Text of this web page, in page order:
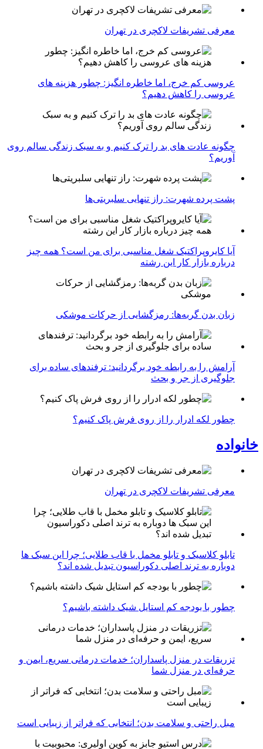
معرفی تشریفات لاکچری در تهران
عروسی کم خرج، اما خاطره انگیز: چطور هزینه های
عروسی را کاهش دهیم؟
چگونه عادت‌ های بد را ترک کنیم و به سبک زندگی سالم روی
آوریم؟
پشت پرده شهرت: راز تنهایی سلبریتی‌ها
آیا کایروپراکتیک شغل مناسبی برای من است؟ همه چیز
درباره بازار کار این رشته
زبان بدن گربه‌ها: رمزگشایی از حرکات موشکی
آرامش را به رابطه خود برگردانید: ترفندهای ساده برای
جلوگیری از جر و بحث
چطور لکه ادرار را از روی فرش پاک کنیم؟
خانواده
معرفی تشریفات لاکچری در تهران
تابلو کلاسیک و تابلو مخمل با قاب طلایی؛ چرا این سبک ها
دوباره به ترند اصلی دکوراسیون تبدیل شده اند؟
چطور با بودجه کم استایل شیک داشته باشیم؟
تزریقات در منزل پاسداران؛ خدمات درمانی سریع، ایمن و
حرفه‌ای در منزل شما
مبل راحتی و سلامت بدن؛ انتخابی که فراتر از زیبایی است